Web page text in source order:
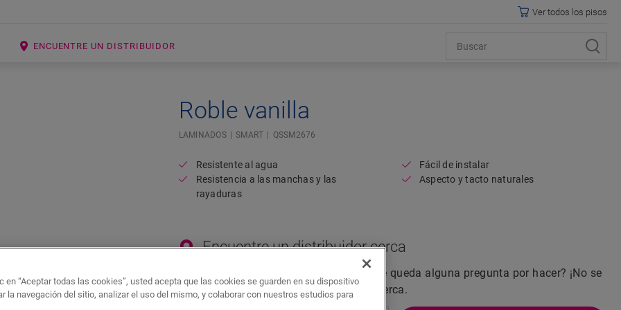
ENCUENTRE UN DISTRIBUIDOR
Ver todos los pisos
Open image in lightbox
Roble vanilla
LAMINADOS SMART QSSM2676
Resistente al agua
Resistencia a las manchas y las
rayaduras
Fácil de instalar
Aspecto y tacto naturales
Encuentre un distribuidor cerca
¿Quiere ver este piso en la vida real? ¿Le queda alguna pregunta por hacer? ¡No se
preocupe! Siempre hay un distribuidor cerca.
en “Aceptar todas las cookies”, usted acepta que las cookies se guarden en su dispositivo
la navegación del sitio, analizar el uso del mismo, y colaborar con nuestros estudios para